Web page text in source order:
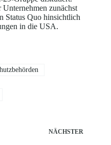
zunächst
Status Quo hinsichtlich
in die USA.
NÄCHSTER